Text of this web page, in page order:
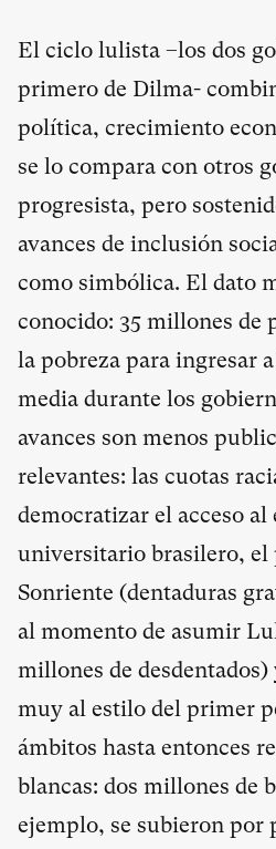
El ciclo lulista –los dos
primero de Dilma-
política, crecimiento
se lo compara con otros
progresista, pero
avances de inclusión
como simbólica. El dato
conocido: 35 millones de
la pobreza para ingresar
media durante los
avances son menos
relevantes: las cuotas
democratizar el acceso
universitario brasilero, el
Sonriente (dentaduras
al momento de asumir
millones de
muy al estilo del primer
ámbitos hasta entonces
blancas: dos millones de
ejemplo, se subieron por